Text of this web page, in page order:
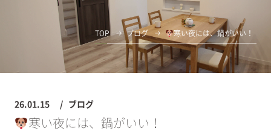
TOP ブログ 寒い夜には、鍋がいい！
26.01.15 ブログ
寒い夜には、鍋がいい！